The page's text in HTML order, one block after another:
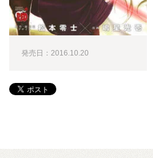
発売日：2016.10.20